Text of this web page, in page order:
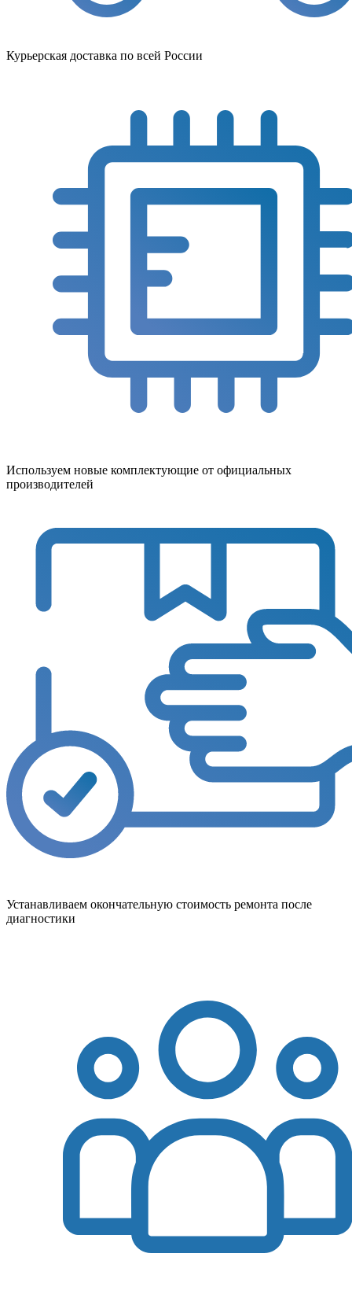
Курьерская доставка по всей России
Используем новые комплектующие от официальных
производителей
Устанавливаем окончательную стоимость ремонта после
диагностики